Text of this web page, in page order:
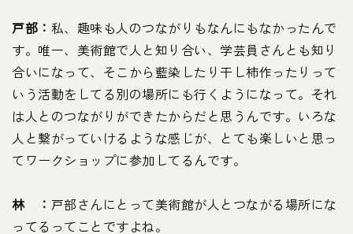
戸部： 私、趣味も人のつながりもなんにもなかったんで
す。唯一、美術館で人と知り合い、学芸員さんとも知り
合いになって、そこから藍染したり干し柿作ったりって
いう活動をしてる別の場所にも行くようになって。それ
は人とのつながりができたからだと思うんです。いろな
人と繋がっていけるような感じが、とても楽しいと思っ
てワークショップに参加してるんです。
林 ： 戸部さんにとって美術館が人とつながる場所にな
ってるってことですよね。